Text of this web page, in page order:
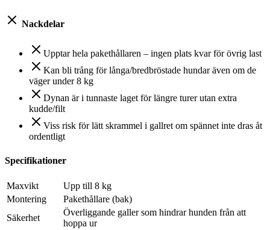
Nackdelar
Upptar hela pakethållaren – ingen plats kvar för övrig last
Kan bli trång för långa/bredbröstade hundar även om de
väger under 8 kg
Dynan är i tunnaste laget för längre turer utan extra
kudde/filt
Viss risk för lätt skrammel i gallret om spännet inte dras åt
ordentligt
Specifikationer
Maxvikt
Upp till 8 kg
Montering
Pakethållare (bak)
Säkerhet
Överliggande galler som hindrar hunden från att
hoppa ur